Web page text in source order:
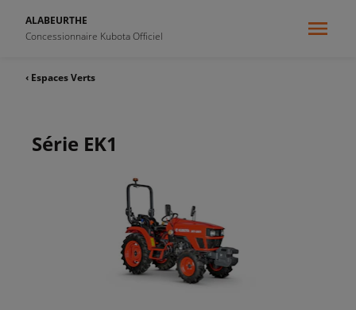
ALABEURTHE
Concessionnaire Kubota Officiel
‹ Espaces Verts
Série EK1